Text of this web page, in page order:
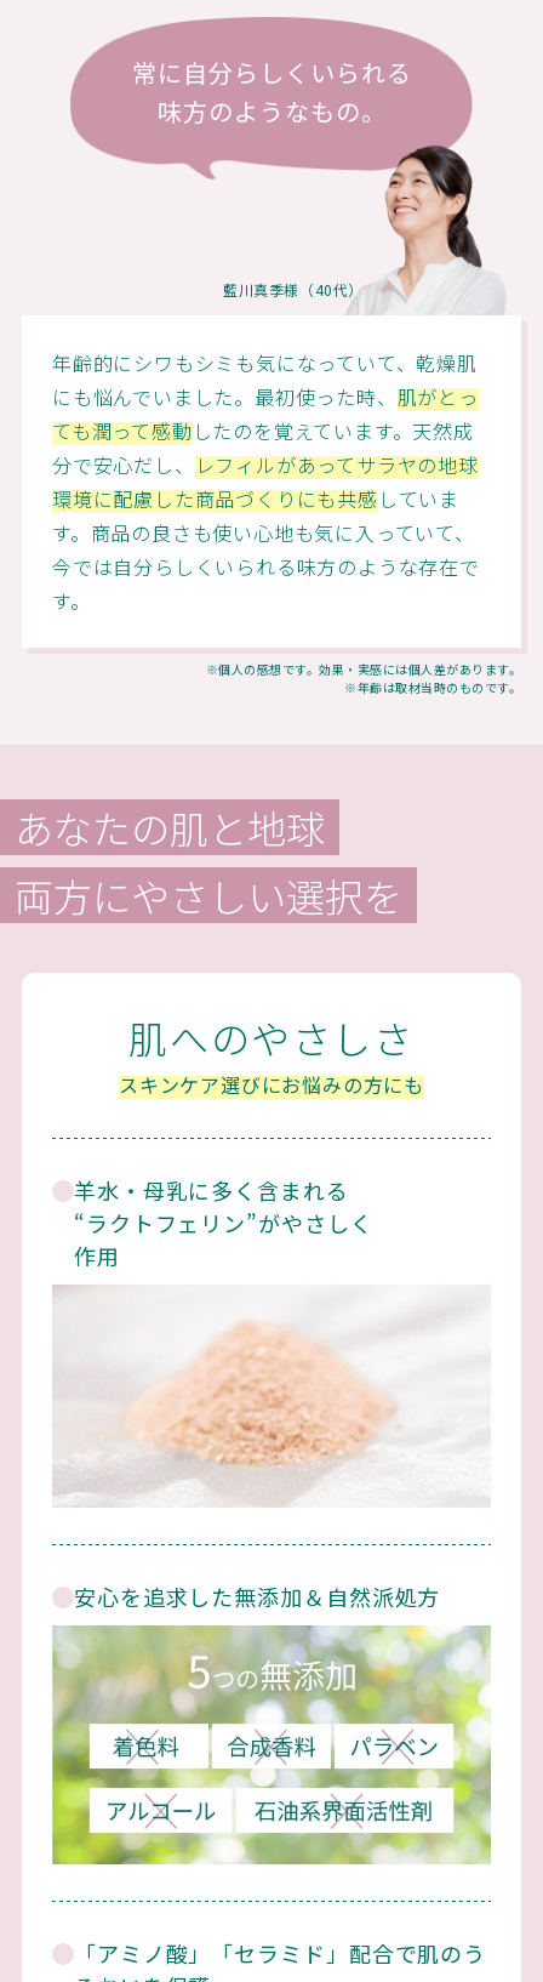
常に自分らしくいられる
味方のようなもの。
藍川真季様（40代）
年齢的にシワもシミも気になっていて、乾燥肌
にも悩んでいました。最初使った時、 肌がとっ
ても潤って感動したのを覚えています。天然成
分で安心だし、 レフィルがあってサラヤの地球
環境に配慮した商品づくりにも共感していま
す。商品の良さも使い心地も気に入っていて、
今では自分らしくいられる味方のような存在で
す。
※個人の感想です。効果・実感には個人差があります。
※年齢は取材当時のものです。
あなたの肌と地球
両方にやさしい選択を
肌へのやさしさ
スキンケア選びにお悩みの方にも
羊水・母乳に多く含まれる
“ラクトフェリン”がやさしく
作用
安心を追求した無添加＆自然派処方
「アミノ酸」「セラミド」配合で肌のう